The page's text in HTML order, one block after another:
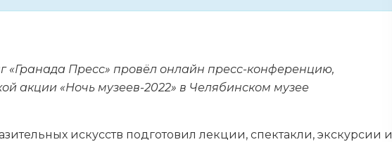
«Гранада Пресс» провёл онлайн пресс-конференцию,
акции «Ночь музеев-2022» в Челябинском музее
искусств подготовил лекции, спектакли, экскурсии и